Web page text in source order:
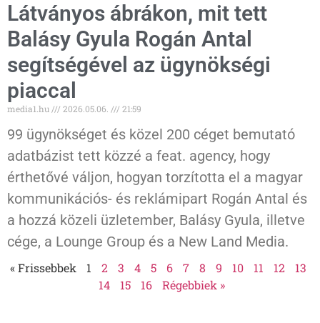
Látványos ábrákon, mit tett
Balásy Gyula Rogán Antal
segítségével az ügynökségi
piaccal
media1.hu 2026.05.06. 21:59
99 ügynökséget és közel 200 céget bemutató
adatbázist tett közzé a feat. agency, hogy
érthetővé váljon, hogyan torzította el a magyar
kommunikációs- és reklámipart Rogán Antal és
a hozzá közeli üzletember, Balásy Gyula, illetve
cége, a Lounge Group és a New Land Media.
« Frissebbek 1 2 3 4 5 6 7 8 9 10 11 12
13
14
15 16 Régebbiek »